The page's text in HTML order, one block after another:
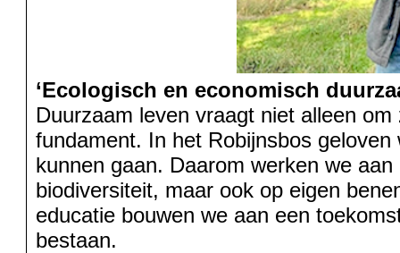
‘Ecologisch en economisch
Duurzaam leven vraagt niet alleen
fundament. In het Robijnsbos
kunnen gaan. Daarom werken we
biodiversiteit, maar ook op eigen
educatie bouwen we aan een
bestaan.